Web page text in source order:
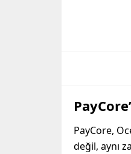
PayCore,
değil, aynı